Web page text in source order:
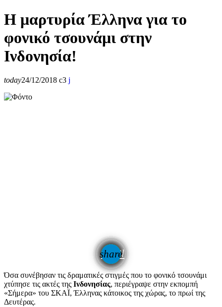
Η μαρτυρία Έλληνα για το
φονικό τσουνάμι στην
Ινδονησία!
today24/12/2018 3
share
email
Όσα συνέβησαν τις δραματικές στιγμές που το φονικό τσουνάμι
χτύπησε τις ακτές της Ινδονησίας, περιέγραψε στην εκπομπή
«Σήμερα» του ΣΚΑÏ, Έλληνας κάτοικος της χώρας, το πρωί της
Δευτέρας.